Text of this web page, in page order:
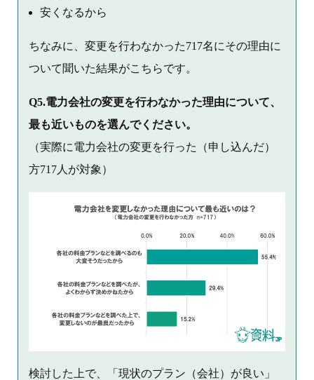
安くなるから
ちなみに、変更を行わなかった717名にその理由に
ついて聞いた結果がこちらです。
Q5.電力会社の変更を行わなかった理由について、
最も近いものを選んでください。
（実際に電力会社の変更を行った（申し込んだ）
方717人が対象）
検討した上で、「現状のプラン（会社）が良い」